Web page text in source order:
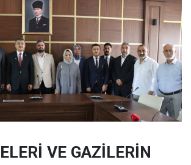
VE GAZİLERİN